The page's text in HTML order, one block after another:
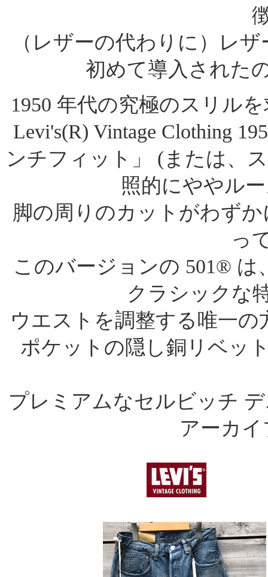
（レザーの代わりに）レ
初めて導入された
1950 年代の究極のスリル
Levi's(R) Vintage Clothing
ンチフィット」 (または、
照的にややル
脚の周りのカットがわず
っ
このバージョンの 501® は
クラシックな
ウエストを調整する唯一
ポケットの隠し銅リベッ
プレミアムなセルビッチ
アーカ